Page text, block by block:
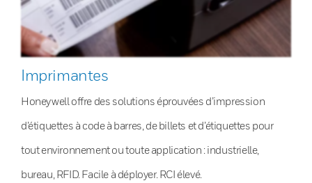
Imprimantes
Honeywell offre des solutions éprouvées d’impression
d’étiquettes à code à barres, de billets et d’étiquettes pour
tout environnement ou toute application : industrielle,
bureau, RFID. Facile à déployer. RCI élevé.